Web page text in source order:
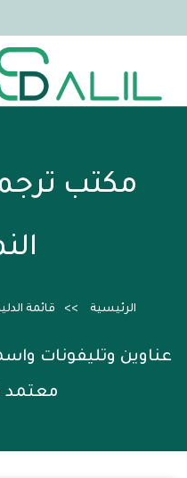
مكتب
الرئيسية قائمة
عناوين وتليفونات
معتمد